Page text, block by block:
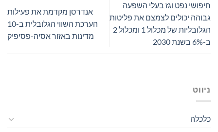
חיפושי נפט וגז בעלי השפעה
גבוהה יכולים לצמצם את פליטות
הגלובליות של מכלול 1 ומכלול 2
ב-6% בשנת 2030
אנדרסן מקדמת את פעילות
הערכת השווי הגלובלית ב-10
מדינות באזור אסיה-פסיפיק
ניווט
כלכלה